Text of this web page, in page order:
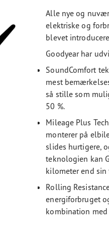
Alle nye og
elektriske og
blevet
Goodyear har
SoundComfort
mest
så stille som
50 %.
Mileage Plus
monterer på
slides hurtigere,
teknologien kan
kilometer end
Rolling
energiforbruget
kombination